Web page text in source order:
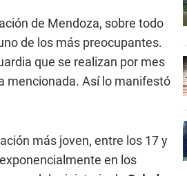
de Mendoza, sobre todo
de los más preocupantes.
que se realizan por mes
mencionada. Así lo manifestó
más joven, entre los 17 y
en los